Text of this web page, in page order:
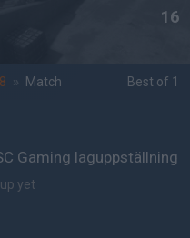
16
» Match Best of 1
Gaming laguppställning
yet